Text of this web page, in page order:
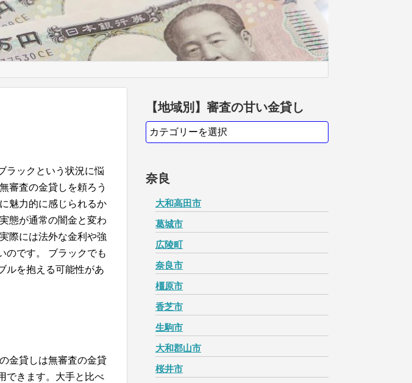
ラックという状況に悩
審査の金貸しを頼ろう
魅力的に感じられるか
態が通常の闇金と変わ
際には法外な金利や強
のです。 ブラックでも
ルを抱える可能性があ
金貸しは無審査の金貸
できます。大手と比べ
【地域別】審査の甘い金貸し
奈良
大和高田市
葛城市
広陵町
奈良市
橿原市
香芝市
生駒市
大和郡山市
桜井市